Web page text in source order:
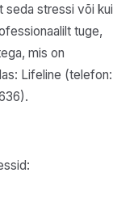
seda stressi või kui
tuge,
mis on
Lifeline (telefon: